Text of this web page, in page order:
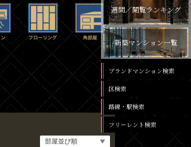
週間／閲覧ランキング
新築マンション一覧
ブランドマンション検索
区検索
路線・駅検索
フリーレント検索